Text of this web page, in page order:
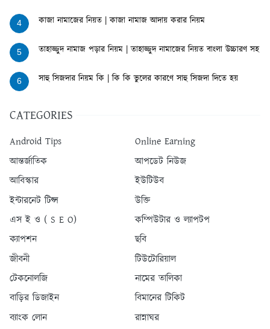
4 কাজা নামাজের নিয়ত | কাজা নামাজ আদায় করার নিয়ম
5 তাহাজ্জুদ নামাজ পড়ার নিয়ম | তাহাজ্জুদ নামাজের নিয়ত বাংলা উচ্চারণ সহ
6 সাহু সিজদার নিয়ম কি | কি কি ভুলের কারণে সাহু সিজদা দিতে হয়
CATEGORIES
Android Tips
Online Earning
আন্তর্জাতিক
আপডেট নিউজ
আবিস্কার
ইউটিউব
ইন্টারনেট টিপ্স
উক্তি
এস ই ও ( S E O)
কম্পিউটার ও ল্যাপটপ
ক্যাপশন
ছবি
জীবনী
টিউটোরিয়াল
টেকনোলজি
নামের তালিকা
বাড়ির ডিজাইন
বিমানের টিকিট
ব্যাংক লোন
রান্নাঘর